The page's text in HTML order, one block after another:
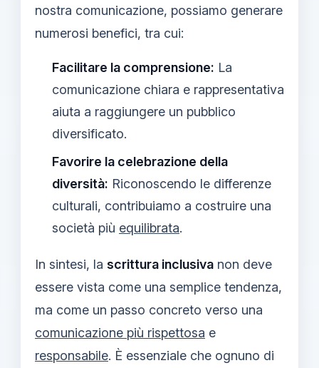
nostra comunicazione, possiamo generare
numerosi benefici, tra cui:
Facilitare la comprensione: La
comunicazione chiara e rappresentativa
aiuta a raggiungere un pubblico
diversificato.
Favorire la celebrazione della
diversità: Riconoscendo le differenze
culturali, contribuiamo a costruire una
società più equilibrata.
In sintesi, la scrittura inclusiva non deve
essere vista come una semplice tendenza,
ma come un passo concreto verso una
comunicazione più rispettosa e
responsabile. È essenziale che ognuno di